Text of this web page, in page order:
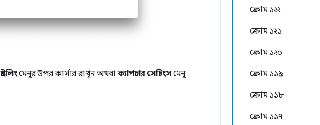
ক্রোম ১২২
ক্রোম ১২১
ক্রোম ১২০
ক্রোম ১১৯
ক্রোম ১১৮
ক্রোম ১১৭
থ্রটলিংমেনুর উপর কার্সার রাখুন অথবাক্যাপচার সেটিংসমেনু